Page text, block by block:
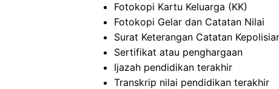
Fotokopi Kartu Keluarga (KK)
Fotokopi Gelar dan Catatan Nilai
Surat Keterangan Catatan
Sertifikat atau penghargaan
Ijazah pendidikan terakhir
Transkrip nilai pendidikan terakhir